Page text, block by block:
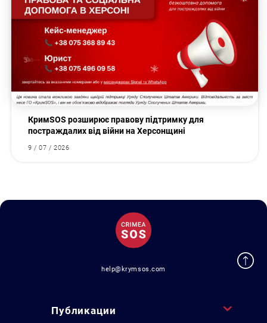
КримSOS розширює правову підтримку для
постраждалих від війни на Херсонщині
9 / 07 / 2026
help@krymsos.com
Публикации